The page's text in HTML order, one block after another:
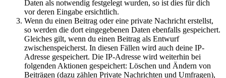
Daten als notwendig festgelegt wurden, so ist dies für dich
vor deren Eingabe ersichtlich.
Wenn du einen Beitrag oder eine private Nachricht erstellst,
so werden die dort eingegebenen Daten ebenfalls gespeichert.
Gleiches gilt, wenn du einen Beitrag als Entwurf
zwischenspeicherst. In diesen Fällen wird auch deine IP-
Adresse gespeichert. Die IP-Adresse wird weiterhin bei
folgenden Aktionen gespeichert: Löschen und Ändern von
Beiträgen (dazu zählen Private Nachrichten und Umfragen),